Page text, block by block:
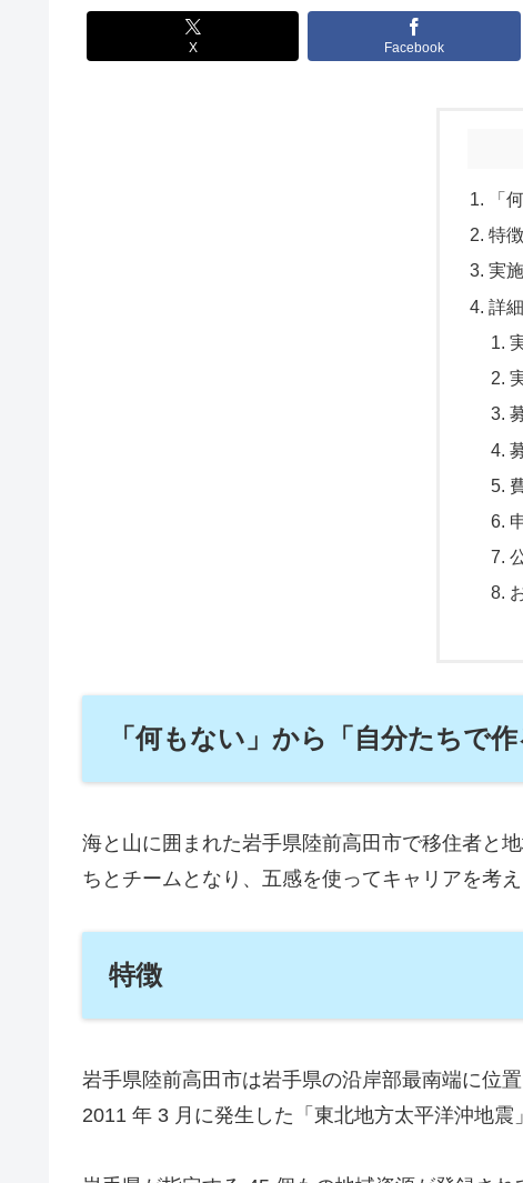
X Facebook
「
特徴
実
詳細
「何もない」から「自分たちで
海と山に囲まれた岩手県陸前高田市で移住者と
ちとチームとなり、五感を使ってキャリアを考え
特徴
岩手県陸前高田市は岩手県の沿岸部最南端に位
2011 年 3 月に発生した「東北地方太平洋沖地